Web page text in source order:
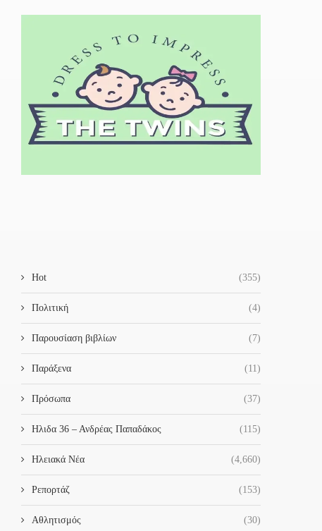
Hot (355)
Πολιτική (4)
Παρουσίαση βιβλίων (7)
Παράξενα (11)
Πρόσωπα (37)
Ηλιδα 36 – Ανδρέας Παπαδάκος (115)
Ηλειακά Νέα (4,660)
Ρεπορτάζ (153)
Αθλητισμός (30)